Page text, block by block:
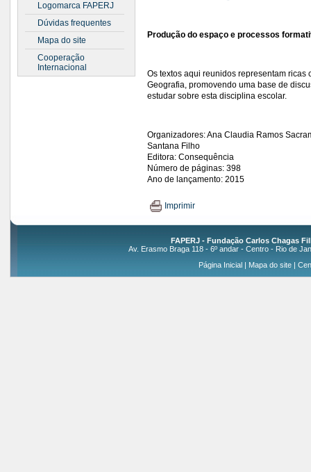
Logomarca FAPERJ
Dúvidas frequentes
Mapa do site
Cooperação
Internacional
Produção do espaço e processos
Os textos aqui reunidos representam
Geografia, promovendo uma base de
estudar sobre esta disciplina escolar.
Organizadores: Ana Claudia Ramos
Santana Filho
Editora: Consequência
Número de páginas: 398
Ano de lançamento: 2015
Imprimir
FAPERJ - Fundação Carlos Chagas
Av. Erasmo Braga 118 - 6º andar - Centro - Rio de
Página Inicial| Mapa do site|